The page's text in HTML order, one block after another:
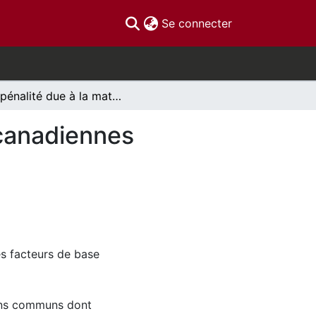
Se connecter(current)
La pénalité due à la maternité chez les femmes canadiennes
facteurs de base
communs dont